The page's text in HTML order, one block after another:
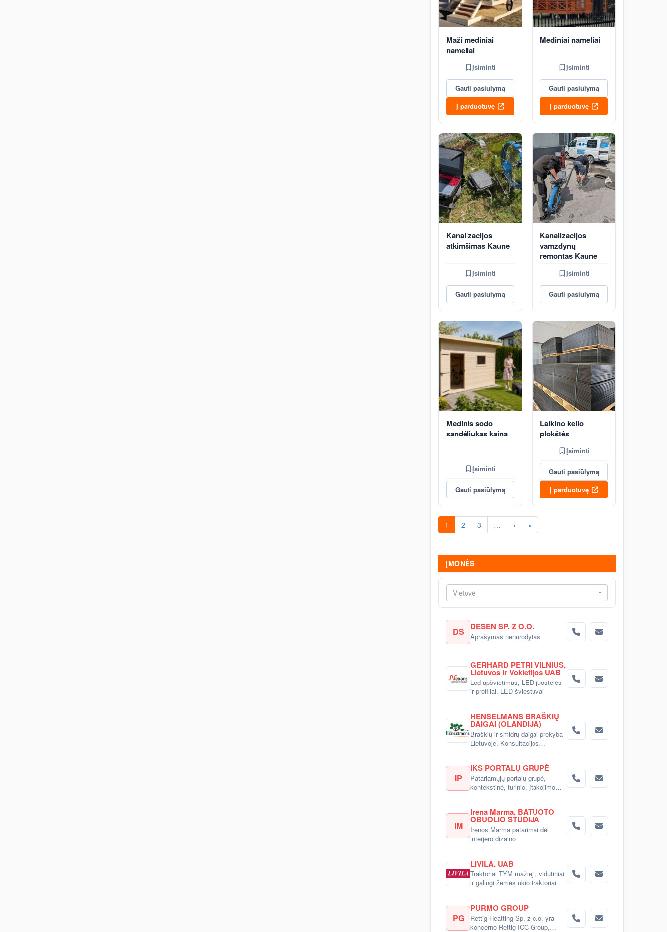
Maži mediniai
nameliai
Įsiminti
Gauti pasiūlymą
Į parduotuvę
Mediniai nameliai
Įsiminti
Gauti pasiūlymą
Į parduotuvę
Kanalizacijos
atkimšimas Kaune
Įsiminti
Gauti pasiūlymą
Kanalizacijos
vamzdynų
remontas Kaune
Įsiminti
Gauti pasiūlymą
Medinis sodo
sandėliukas kaina
Įsiminti
Gauti pasiūlymą
Laikino kelio
plokštės
Įsiminti
Gauti pasiūlymą
Į parduotuvę
1 2 3 … › »
ĮMONĖS
Vietovė
DS DESEN SP. Z O.O.
Aprašymas nenurodytas
GERHARD PETRI VILNIUS,
Lietuvos ir Vokietijos UAB
Led apšvietimas, LED juostelės
ir profiliai, LED šviestuvai
HENSELMANS BRAŠKIŲ
DAIGAI (OLANDIJA)
Braškių ir smidrų daigai-prekyba
Lietuvoje. Konsultacijos
IP
IKS PORTALŲ GRUPĖ
Patariamųjų portalų grupė,
kontekstinė, turinio, įtakojimo
IM
Irena Marma, BATUOTO
OBUOLIO STUDIJA
Irenos Marma patarimai dėl
interjero dizaino
LIVILA, UAB
Traktoriai TYM mažieji, vidutiniai
ir galingi žemės ūkio traktoriai
PG
PURMO GROUP
Rettig Heatting Sp. z o.o. yra
koncerno Rettig ICC Group,